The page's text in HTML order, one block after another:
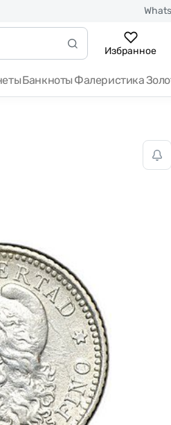
Избранное
Банкноты Фалеристика